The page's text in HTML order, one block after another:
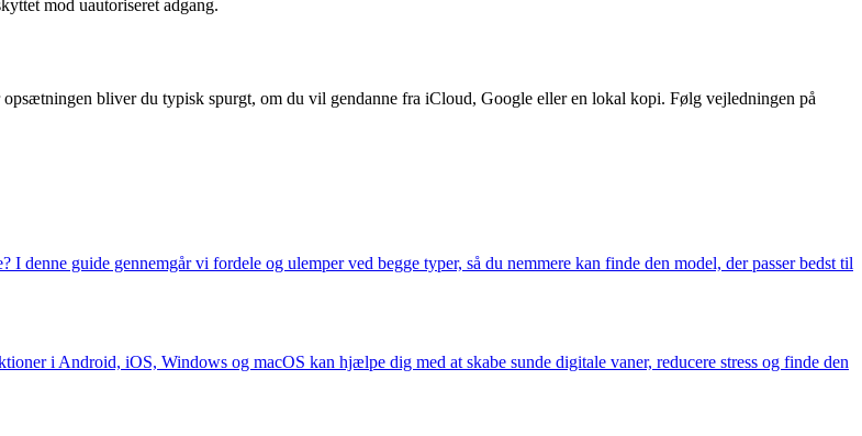
mod uautoriseret adgang.
bliver du typisk spurgt, om du vil gendanne fra iCloud, Google eller en lokal kopi. Følg vejledningen på
guide gennemgår vi fordele og ulemper ved begge typer, så du nemmere kan finde den model, der passer bedst til
i Android, iOS, Windows og macOS kan hjælpe dig med at skabe sunde digitale vaner, reducere stress og finde den